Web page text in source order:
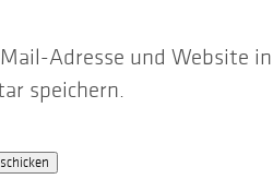
Adresse und Website
speichern.